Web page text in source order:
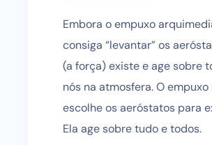
Embora o empuxo
consiga “levantar” os
(a força) existe e age sobre
nós na atmosfera. O empuxo
escolhe os aeróstatos para
Ela age sobre tudo e todos.